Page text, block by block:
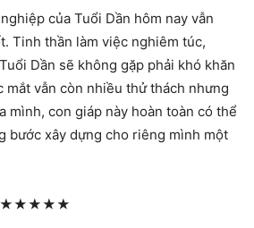
của Tuổi Dần hôm nay vẫn
Tinh thần làm việc nghiêm túc,
Dần sẽ không gặp phải khó khăn
mắt vẫn còn nhiều thử thách nhưng
mình, con giáp này hoàn toàn có thể
bước xây dựng cho riêng mình một